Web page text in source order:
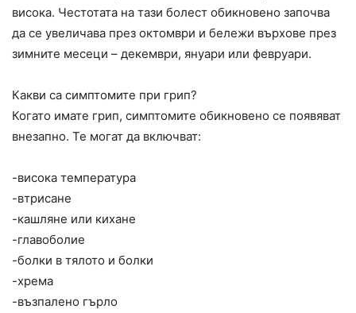
висока. Честотата на тази болест обикновено започва
да се увеличава през октомври и бележи върхове през
зимните месеци – декември, януари или февруари.
Какви са симптомите при грип?
Когато имате грип, симптомите обикновено се появяват
внезапно. Те могат да включват:
-висока температура
-втрисане
-кашляне или кихане
-главоболие
-болки в тялото и болки
-хрема
-възпалено гърло